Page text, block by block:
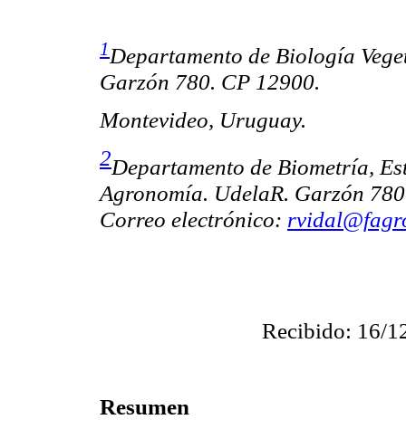
1 Departamento de Biología
Garzón 780. CP 12900.
Montevideo, Uruguay.
2Departamento de Biometría,
Agronomía. UdelaR. Garzón
Correo electrónico:
Recibido: 16/
Resumen